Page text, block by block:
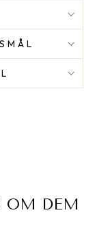
OM DEM